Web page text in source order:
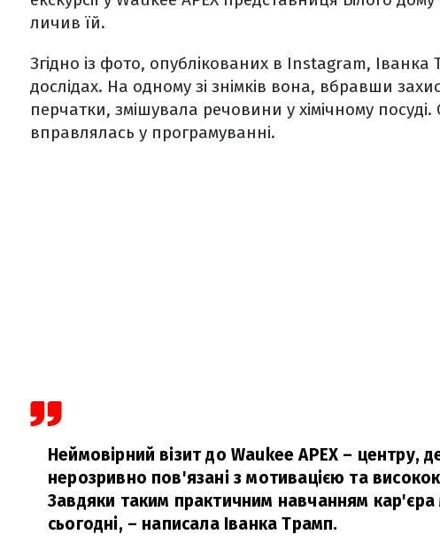
личив їй.
Згідно із фото, опублікованих в Instagram, Іванка
дослідах. На одному зі знімків вона, вбравши
перчатки, змішувала речовини у хімічному
вправлялась у програмуванні.
Неймовірний візит до Waukee APEX – центру,
нерозривно пов'язані з мотивацією та
Завдяки таким практичним навчанням
сьогодні, – написала Іванка Трамп.